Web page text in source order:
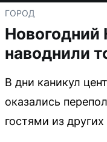
ГОРОД
наводнили
В дни каникул
оказались
гостями из